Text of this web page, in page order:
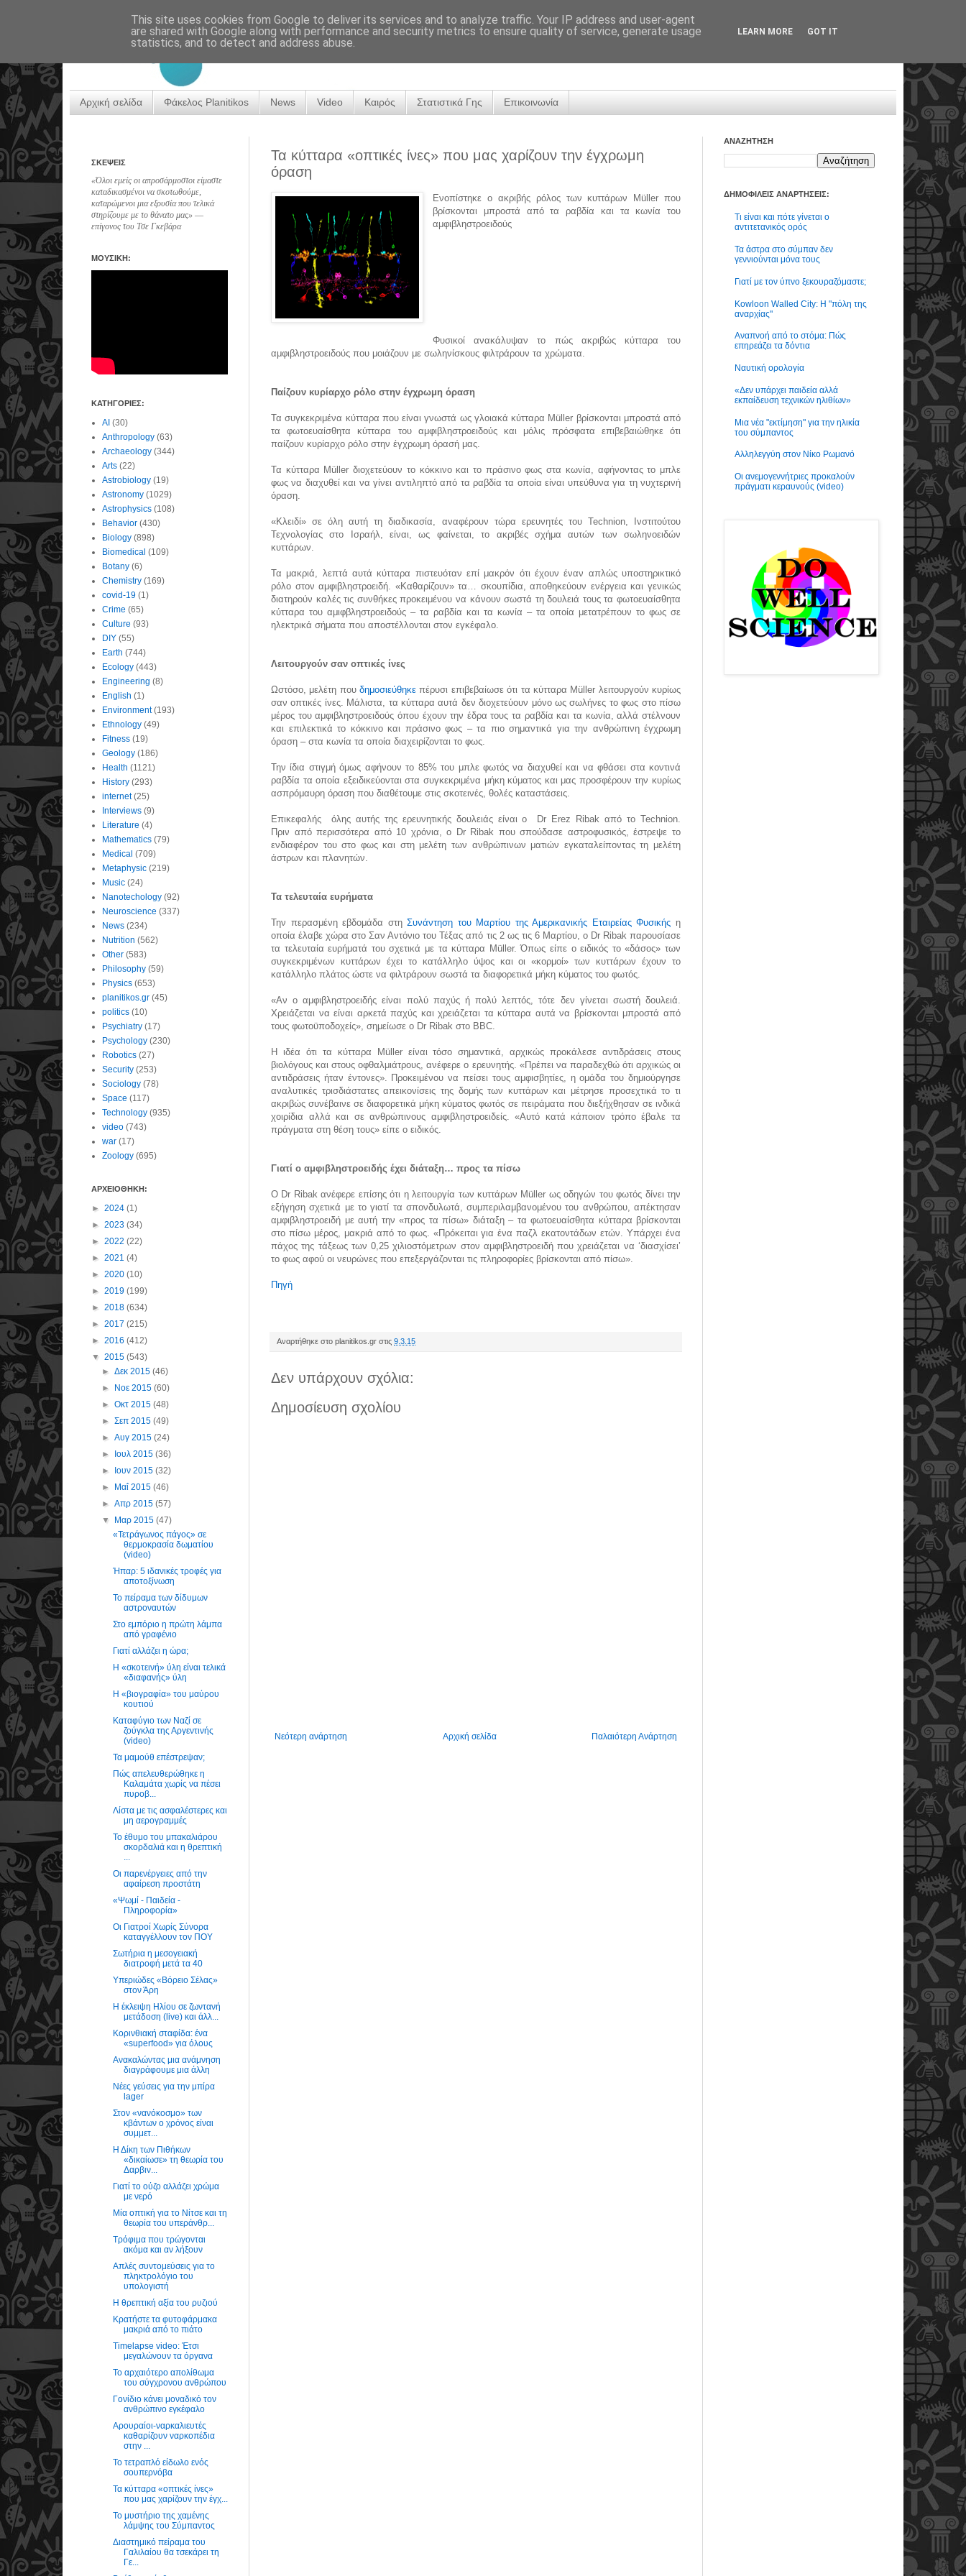
Αρχική σελίδα Φάκελος Planitikos News Video Καιρός Στατιστικά Γης Επικοινωνία
Τα κύτταρα «οπτικές ίνες» που μας χαρίζουν την έγχρωμη
όραση
Ενοπίστηκε ο ακριβής ρόλος των κυττάρων Müller που
βρίσκονται μπροστά από τα ραβδία και τα κωνία του
αμφιβληστροειδούς
Φυσικοί ανακάλυψαν το πώς ακριβώς κύτταρα του
αμφιβληστροειδούς που μοιάζουν με σωληνίσκους φιλτράρουν τα χρώματα.
Παίζουν κυρίαρχο ρόλο στην έγχρωμη όραση
Τα συγκεκριμένα κύτταρα που είναι γνωστά ως γλοιακά κύτταρα Müller βρίσκονται μπροστά από
τα φωτοευαίσθητα κύτταρα του αμφιβληστροειδούς και μόλις πρόσφατα επιβεβαιώθηκε ότι
παίζουν κυρίαρχο ρόλο στην έγχρωμη όρασή μας.
Τα κύτταρα Müller διοχετεύουν το κόκκινο και το πράσινο φως στα κωνία, αφήνοντας το μπλε
φως να διαχυθεί και να γίνει αντιληπτό από τα ραβδία τα οποία είναι υπεύθυνα για τη νυχτερινή
όραση.
«Κλειδί» σε όλη αυτή τη διαδικασία, αναφέρουν τώρα ερευνητές του Technion, Ινστιτούτου
Τεχνολογίας στο Ισραήλ, είναι, ως φαίνεται, το ακριβές σχήμα αυτών των σωληνοειδών
κυττάρων.
Τα μακριά, λεπτά αυτά κύτταρα πιστευόταν επί μακρόν ότι έχουν έναν απλώς υποστηρικτικό
ρόλο στον αμφιβληστροειδή. «Καθαρίζουν» τα… σκουπίδια, αποθηκεύουν ενέργεια και γενικώς
διατηρούν καλές τις συνθήκες προκειμένου να κάνουν σωστά τη δουλειά τους τα φωτοευαίσθητα
κύτταρα του αμιφβληστροειδούς – τα ραβδία και τα κωνία – τα οποία μετατρέπουν το φως σε
ηλεκτρικά σήματα που αποστέλλονται στον εγκέφαλο.
Λειτουργούν σαν οπτικές ίνες
Ωστόσο, μελέτη πουδημοσιεύθηκε πέρυσι επιβεβαίωσε ότι τα κύτταρα Müller λειτουργούν κυρίως
σαν οπτικές ίνες. Μάλιστα, τα κύτταρα αυτά δεν διοχετεύουν μόνο ως σωλήνες το φως στο πίσω
μέρος του αμφιβληστροειδούς όπου έχουν την έδρα τους τα ραβδία και τα κωνία, αλλά στέλνουν
και επιλεκτικά το κόκκινο και πράσινο φως – τα πιο σημαντικά για την ανθρώπινη έγχρωμη
όραση – στα κωνία τα οποία διαχειρίζονται το φως.
Την ίδια στιγμή όμως αφήνουν το 85% του μπλε φωτός να διαχυθεί και να φθάσει στα κοντινά
ραβδία τα οποία εξειδικεύονται στα συγκεκριμένα μήκη κύματος και μας προσφέρουν την κυρίως
ασπρόμαυρη όραση που διαθέτουμε στις σκοτεινές, θολές καταστάσεις.
Επικεφαλής όλης αυτής της ερευνητικής δουλειάς είναι ο Dr Erez Ribak από το Technion.
Πριν από περισσότερα από 10 χρόνια, ο Dr Ribak που σπούδασε αστροφυσικός, έστρεψε το
ενδιαφέρον του στο φως και στη μελέτη των ανθρώπινων ματιών εγκαταλείποντας τη μελέτη
άστρων και πλανητών.
Τα τελευταία ευρήματα
Την περασμένη εβδομάδα στηΣυνάντηση του Μαρτίου της Αμερικανικής Εταιρείας Φυσικής η
οποία έλαβε χώρα στο Σαν Αντόνιο του Τέξας από τις 2 ως τις 6 Μαρτίου, ο Dr Ribak παρουσίασε
τα τελευταία ευρήματά του σχετικά με τα κύτταρα Müller. Όπως είπε ο ειδικός το «δάσος» των
συγκεκριμένων κυττάρων έχει το κατάλληλο ύψος και οι «κορμοί» των κυττάρων έχουν το
κατάλληλο πλάτος ώστε να φιλτράρουν σωστά τα διαφορετικά μήκη κύματος του φωτός.
«Αν ο αμφιβληστροειδής είναι πολύ παχύς ή πολύ λεπτός, τότε δεν γίνεται σωστή δουλειά.
Χρειάζεται να είναι αρκετά παχύς και χρειάζεται τα κύτταρα αυτά να βρίσκονται μπροστά από
τους φωτοϋποδοχείς», σημείωσε ο Dr Ribak στο BBC.
Η ιδέα ότι τα κύτταρα Müller είναι τόσο σημαντικά, αρχικώς προκάλεσε αντιδράσεις στους
βιολόγους και στους οφθαλμιάτρους, ανέφερε ο ερευνητής. «Πρέπει να παραδεχθώ ότι αρχικώς οι
αντιδράσεις ήταν έντονες». Προκειμένου να πείσει τους αμφισβητίες, η ομάδα του δημιούργησε
αναλυτικές τρισδιάστατες απεικονίσεις της δομής των κυττάρων και μέτρησε προσεχτικά το τι
ακριβώς συνέβαινε σε διαφορετικά μήκη κύματος φωτός σε πειράματα που διεξήχθησαν σε ινδικά
χοιρίδια αλλά και σε ανθρώπινους αμφιβληστροειδείς. «Αυτό κατά κάποιον τρόπο έβαλε τα
πράγματα στη θέση τους» είπε ο ειδικός.
Γιατί ο αμφιβληστροειδής έχει διάταξη… προς τα πίσω
Ο Dr Ribak ανέφερε επίσης ότι η λειτουργία των κυττάρων Müller ως οδηγών του φωτός δίνει την
εξήγηση σχετικά με το γιατί τα σπονδυλωτά, συμπεριλαμβανομένου του ανθρώπου, απέκτησαν
αμφιβληστροειδή με αυτή την «προς τα πίσω» διάταξη – τα φωτοευαίσθητα κύτταρα βρίσκονται
στο πίσω μέρος, μακριά από το φως. «Πρόκειται για ένα παζλ εκατοντάδων ετών. Υπάρχει ένα
πάχος της τάξεως των 0,25 χιλιοστόμετρων στον αμφιβληστροειδή που χρειάζεται να ‘διασχίσει’
το φως αφού οι νευρώνες που επεξεργάζονται τις πληροφορίες βρίσκονται από πίσω».
Πηγή
Αναρτήθηκε στο planitikos.gr στις 9.3.15
Δεν υπάρχουν σχόλια:
Δημοσίευση σχολίου
Νεότερη ανάρτηση Παλαιότερη Ανάρτηση
Αρχική σελίδα
ΣΚΕΨΕΙΣ
«Όλοι εμείς οι απροσάρμοστοι είμαστε
καταδικασμένοι να σκοτωθούμε,
καταρώμενοι μια εξουσία που τελικά
στηρίζουμε με το θάνατο μας» ―
επίγονος του Τσε Γκεβάρα
ΜΟΥΣΙΚΗ:
ΚΑΤΗΓΟΡΙΕΣ:
AI (30)
Anthropology (63)
Archaeology (344)
Arts (22)
Astrobiology (19)
Astronomy (1029)
Astrophysics (108)
Behavior (430)
Biology (898)
Biomedical (109)
Botany (6)
Chemistry (169)
covid-19 (1)
Crime (65)
Culture (93)
DIY (55)
Earth (744)
Ecology (443)
Engineering (8)
English (1)
Environment (193)
Ethnology (49)
Fitness (19)
Geology (186)
Health (1121)
History (293)
internet (25)
Interviews (9)
Literature (4)
Mathematics (79)
Medical (709)
Metaphysic (219)
Music (24)
Nanotechology (92)
Neuroscience (337)
News (234)
Nutrition (562)
Other (583)
Philosophy (59)
Physics (653)
planitikos.gr (45)
politics (10)
Psychiatry (17)
Psychology (230)
Robotics (27)
Security (253)
Sociology (78)
Space (117)
Technology (935)
video (743)
war (17)
Zoology (695)
ΑΡΧΕΙΟΘΗΚΗ:
► 2024 (1)
► 2023 (34)
► 2022 (22)
► 2021 (4)
► 2020 (10)
► 2019 (199)
► 2018 (634)
► 2017 (215)
► 2016 (412)
▼ 2015 (543)
►Δεκ 2015(46)
► Νοε 2015(60)
►Οκτ 2015(48)
►Σεπ 2015(49)
►Αυγ 2015(24)
► Ιουλ 2015(36)
► Ιουν 2015(32)
► Μαΐ 2015(46)
►Απρ 2015(57)
▼ Μαρ 2015(47)
«Τετράγωνος πάγος» σε
θερμοκρασία δωματίου
(video)
Ήπαρ: 5 ιδανικές τροφές για
αποτοξίνωση
Το πείραμα των δίδυμων
αστροναυτών
Στο εμπόριο η πρώτη λάμπα
από γραφένιο
Γιατί αλλάζει η ώρα;
Η «σκοτεινή» ύλη είναι τελικά
«διαφανής» ύλη
Η «βιογραφία» του μαύρου
κουτιού
Καταφύγιο των Ναζί σε
ζούγκλα της Αργεντινής
(video)
Τα μαμούθ επέστρεψαν;
Πώς απελευθερώθηκε η
Καλαμάτα χωρίς να πέσει
πυροβ...
Λίστα με τις ασφαλέστερες και
μη αερογραμμές
Το έθυμο του μπακαλιάρου
σκορδαλιά και η θρεπτική
Οι παρενέργειες από την
αφαίρεση προστάτη
«Ψωμί - Παιδεία -
Πληροφορία»
Οι Γιατροί Χωρίς Σύνορα
καταγγέλλουν τον ΠΟΥ
Σωτήρια η μεσογειακή
διατροφή μετά τα 40
Υπεριώδες «Βόρειο Σέλας»
στον Άρη
Η έκλειψη Ηλίου σε ζωντανή
μετάδοση (live) και άλλ...
Κορινθιακή σταφίδα: ένα
«superfood» για όλους
Ανακαλώντας μια ανάμνηση
διαγράφουμε μια άλλη
Νέες γεύσεις για την μπίρα
lager
Στον «νανόκοσμο» των
κβάντων ο χρόνος είναι
συμμετ...
Η Δίκη των Πιθήκων
«δικαίωσε» τη θεωρία του
Δαρβιν...
Γιατί το ούζο αλλάζει χρώμα
με νερό
Μία οπτική για το Νίτσε και τη
θεωρία του υπεράνθρ...
Tρόφιμα που τρώγονται
ακόμα και αν λήξουν
Απλές συντομεύσεις για το
πληκτρολόγιο του
υπολογιστή
Η θρεπτική αξία του ρυζιού
Κρατήστε τα φυτοφάρμακα
μακριά από το πιάτο
Timelapse video: Έτσι
μεγαλώνουν τα όργανα
Το αρχαιότερο απολίθωμα
του σύγχρονου ανθρώπου
Γονίδιο κάνει μοναδικό τον
ανθρώπινο εγκέφαλο
Αρουραίοι-ναρκαλιευτές
καθαρίζουν ναρκοπέδια
στην ...
Το τετραπλό είδωλο ενός
σουπερνόβα
Τα κύτταρα «οπτικές ίνες»
που μας χαρίζουν την έγχ...
Το μυστήριο της χαμένης
λάμψης του Σύμπαντος
Διαστημικό πείραμα του
Γαλιλαίου θα τσεκάρει τη
Γε...
ΑΝΑΖΗΤΗΣΗ
ΔΗΜΟΦΙΛΕΙΣ ΑΝΑΡΤΗΣΕΙΣ:
Τι είναι και πότε γίνεται ο
αντιτετανικός ορός
Τα άστρα στο σύμπαν δεν
γεννιούνται μόνα τους
Γιατί με τον ύπνο ξεκουραζόμαστε;
Kowloon Walled City: Η "πόλη της
αναρχίας"
Αναπνοή από το στόμα: Πώς
επηρεάζει τα δόντια
Ναυτική ορολογία
«Δεν υπάρχει παιδεία αλλά
εκπαίδευση τεχνικών ηλιθίων»
Μια νέα "εκτίμηση" για την ηλικία
του σύμπαντος
Αλληλεγγύη στον Νίκο Ρωμανό
Οι ανεμογεννήτριες προκαλούν
πράγματι κεραυνούς (video)
This site uses cookies from Google to deliver its services and to analyze traffic. Your IP address and user-agent
are shared with Google along with performance and security metrics to ensure quality of service, generate usage
statistics, and to detect and address abuse.
LEARN MORE GOT IT